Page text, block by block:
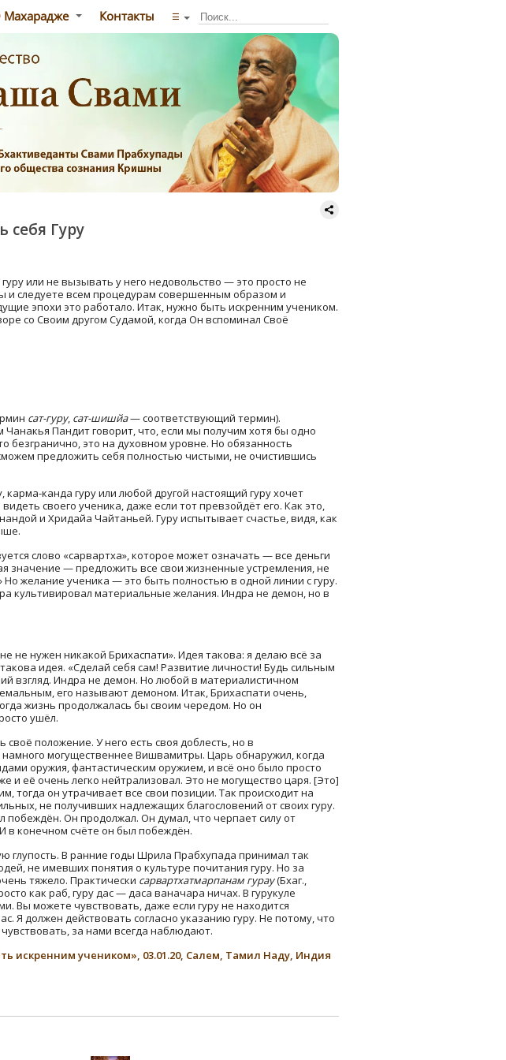
Махарадже Контакты ☰
Гуру
или не вызывать у него недовольство — это просто не
и следуете всем процедурам совершенным образом и
эпохи это работало. Итак, нужно быть искренним учеником.
со Своим другом Судамой, когда Он вспоминал Своё
сат-гуру, сат-шишйа— соответствующий термин).
Пандит говорит, что, если мы получим хотя бы одно
безгранично, это на духовном уровне. Но обязанность
предложить себя полностью чистыми, не очистившись
канда гуру или любой другой настоящий гуру хочет
своего ученика, даже если тот превзойдёт его. Как это,
и Хридайа Чайтаньей. Гуру испытывает счастье, видя, как
слово «сарвартха», которое может означать — все деньги
значение — предложить все свои жизненные устремления, не
желание ученика — это быть полностью в одной линии с гуру.
культивировал материальные желания. Индра не демон, но в
не нужен никакой Брихаспати». Идея такова: я делаю всё за
идея. «Сделай себя сам! Развитие личности! Будь сильным
взгляд. Индра не демон. Но любой в материалистичном
его называют демоном. Итак, Брихаспати очень,
жизнь продолжалась бы своим чередом. Но он
ушёл.
положение. У него есть своя доблесть, но в
могущественнее Вишвамитры. Царь обнаружил, когда
оружия, фантастическим оружием, и всё оно было просто
её очень легко нейтрализовал. Это не могущество царя. [Это]
тогда он утрачивает все свои позиции. Так происходит на
не получивших надлежащих благословений от своих гуру.
побеждён. Он продолжал. Он думал, что черпает силу от
И в конечном счёте он был побеждён.
глупость. В ранние годы Шрила Прабхупада принимал так
не имевших понятия о культуре почитания гуру. Но за
тяжело. Практически сарвартхатмарпанам гурау(Бхаг.,
как раб, гуру дас — даса ваначара ничах. В гурукуле
Вы можете чувствовать, даже если гуру не находится
Я должен действовать согласно указанию гуру. Не потому, что
за нами всегда наблюдают.
искренним учеником», 03.01.20, Салем, Тамил Наду, Индия